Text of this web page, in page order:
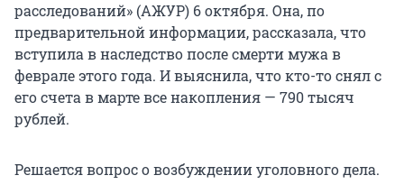
расследований» (АЖУР) 6 октября. Она, по
предварительной информации, рассказала, что
вступила в наследство после смерти мужа в
феврале этого года. И выяснила, что кто-то снял с
его счета в марте все накопления — 790 тысяч
рублей.
Решается вопрос о возбуждении уголовного дела.